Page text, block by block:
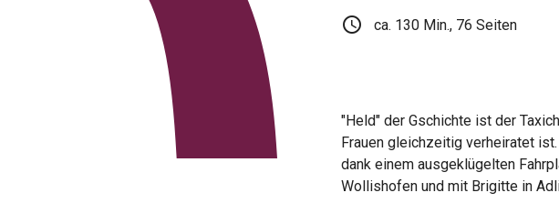
schedule ca. 130 Min., 76 Seiten
"Held" der Gschichte ist der
Frauen gleichzeitig verheiratet
dank einem ausgeklügelten
Wollishofen und mit Brigitte in